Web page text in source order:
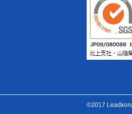
©2017